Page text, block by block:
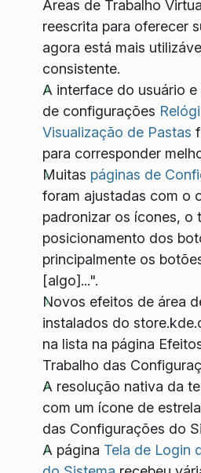
Áreas de Trabalho
reescrita para oferecer
agora está mais
consistente.
A interface do usuário
de configurações
Visualização de Pastas
para corresponder
Muitas páginas de
foram ajustadas com o
padronizar os ícones, o
posicionamento dos
principalmente os
[algo]...".
Novos efeitos de área
instalados do
na lista na página
Trabalho das
A resolução nativa da
com um ícone de
das Configurações do
A página Tela de Login